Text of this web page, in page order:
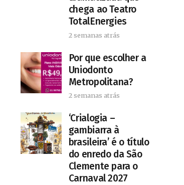
chega ao Teatro
TotalEnergies
2 semanas atrás
Por que escolher a
Uniodonto
Metropolitana?
2 semanas atrás
‘Crialogia –
gambiarra à
brasileira’ é o título
do enredo da São
Clemente para o
Carnaval 2027